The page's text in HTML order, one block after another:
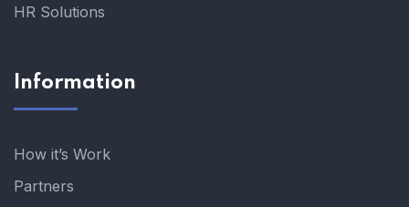
HR Solutions
Information
How it’s Work
Partners